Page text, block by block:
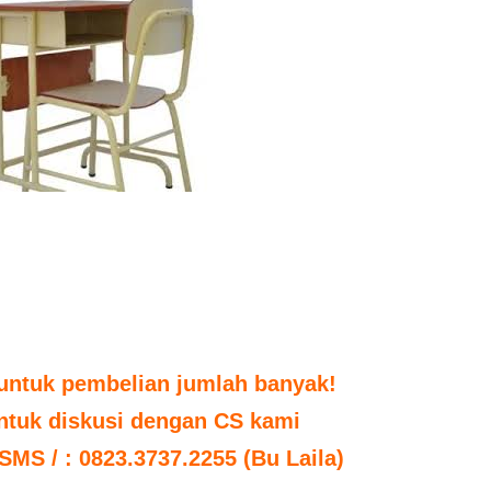
pembelian jumlah banyak!
diskusi dengan CS kami
/ : 0823.3737.2255 (Bu Laila)